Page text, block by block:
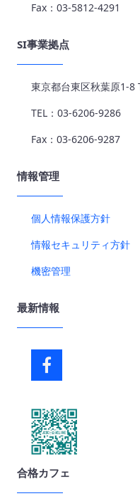
Fax：03-5812-4291
SI事業拠点
東京都台東区秋葉原1-8
TEL：03-6206-9286
Fax：03-6206-9287
情報管理
個人情報保護方針
情報セキュリティ方針
機密管理
最新情報
合格カフェ